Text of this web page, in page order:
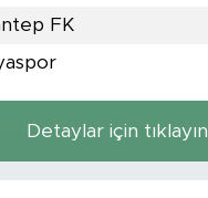
FK
Detaylar için tıklayın